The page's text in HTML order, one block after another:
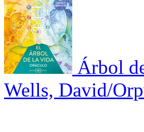
Árbol
Wells, David/